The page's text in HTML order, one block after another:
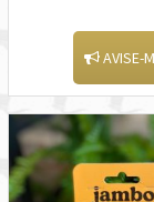
AVISE-